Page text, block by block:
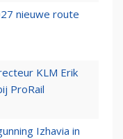
nieuwe route
KLM Erik
ProRail
Izhavia in